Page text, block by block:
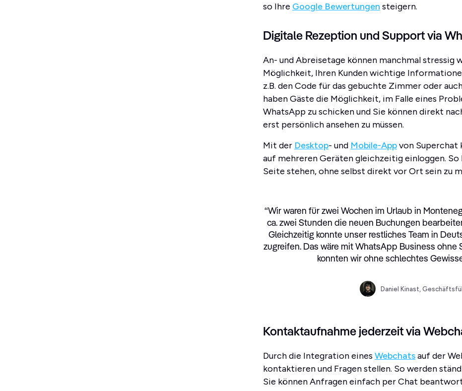
so Ihre Google Bewertungen steigern.
Digitale Rezeption und Support via
An- und Abreisetage können manchmal stressig
Möglichkeit, Ihren Kunden wichtige
z.B. den Code für das gebuchte Zimmer oder
haben Gäste die Möglichkeit, im Falle eines
WhatsApp zu schicken und Sie können direkt
erst persönlich ansehen zu müssen.
Mit der Desktop- und Mobile-Appvon Superchat
auf mehreren Geräten gleichzeitig einloggen.
Seite stehen, ohne selbst direkt vor Ort sein zu
“Wir waren für zwei Wochen im Urlaub in
ca. zwei Stunden die neuen Buchungen
Gleichzeitig konnte unser restliches Team in
zugreifen. Das wäre mit WhatsApp Business
konnten wir ohne schlechtes
Daniel Kinast,
Kontaktaufnahme jederzeit via
Durch die Integration eines Webchatsauf der
kontaktieren und Fragen stellen. So werden
Sie können Anfragen einfach per Chat